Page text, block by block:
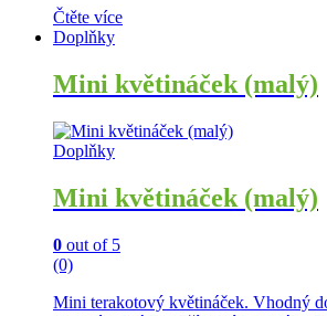
Čtěte více
Doplňky
Mini květináček (malý)
Doplňky
Mini květináček (malý)
0 out of 5
(0)
Mini terakotový květináček. Vhodný